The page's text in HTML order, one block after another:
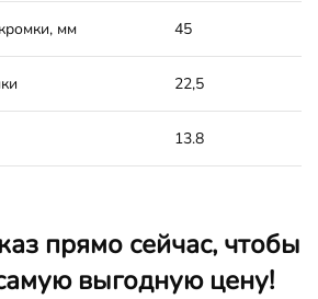
мм 45
22,5
13.8
прямо сейчас, чтобы
выгодную цену!